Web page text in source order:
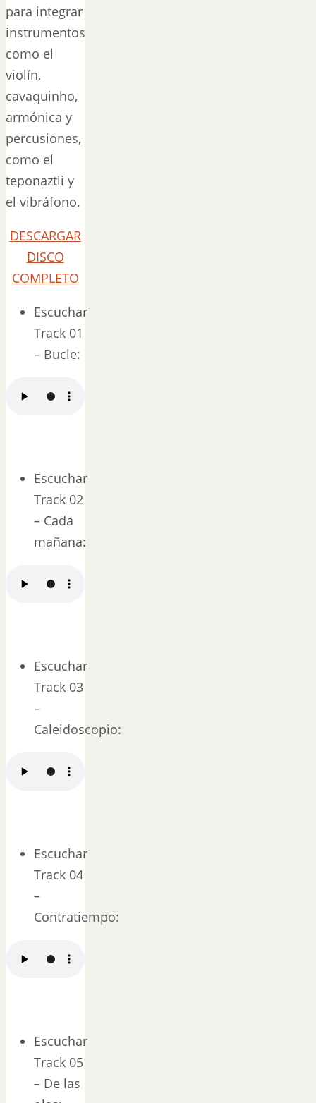
para integrar
instrumentos
como el
violín,
cavaquinho,
armónica y
percusiones,
como el
teponaztli y
el vibráfono.
DESCARGAR
DISCO
COMPLETO
Escuchar
Track 01
– Bucle:
Escuchar
Track 02
– Cada
mañana:
Escuchar
Track 03
–
Caleidoscopio:
Escuchar
Track 04
–
Contratiempo:
Escuchar
Track 05
– De las